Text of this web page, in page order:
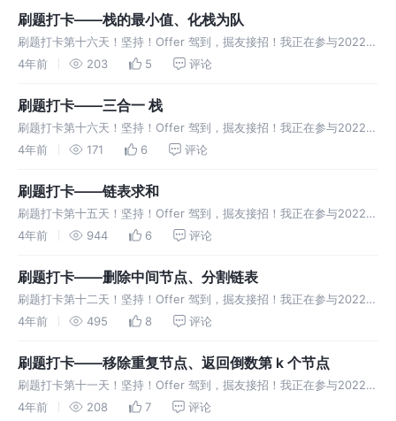
刷题打卡——栈的最小值、化栈为队
刷题打卡第十六天！坚持！Offer 驾到，掘友接招！我正在参与2022春
招系列活动-刷题打卡任务，一起来打卡吧。
4年前 203 5 评论
刷题打卡——三合一 栈
刷题打卡第十六天！坚持！Offer 驾到，掘友接招！我正在参与2022春
招系列活动-刷题打卡任务，一起来打卡吧。
4年前 171 6 评论
刷题打卡——链表求和
刷题打卡第十五天！坚持！Offer 驾到，掘友接招！我正在参与2022春
招系列活动-刷题打卡任务，一起来打卡吧。
4年前 944 6 评论
刷题打卡——删除中间节点、分割链表
刷题打卡第十二天！坚持！Offer 驾到，掘友接招！我正在参与2022春
招系列活动-刷题打卡任务，一起来打卡吧。
4年前 495 8 评论
刷题打卡——移除重复节点、返回倒数第 k 个节点
刷题打卡第十一天！坚持！Offer 驾到，掘友接招！我正在参与2022春
招系列活动-刷题打卡任务，一起来打卡吧。
4年前 208 7 评论